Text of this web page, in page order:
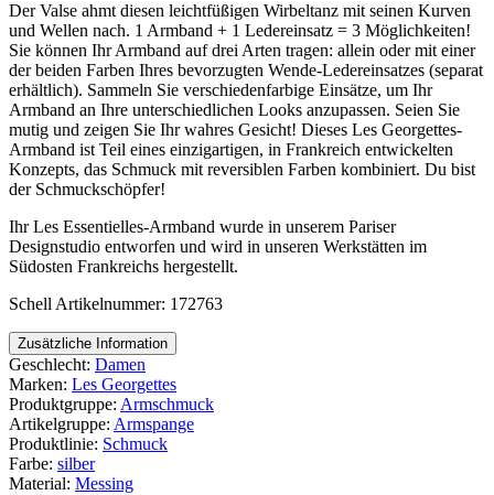
Der Valse ahmt diesen leichtfüßigen Wirbeltanz mit seinen Kurven
und Wellen nach. 1 Armband + 1 Ledereinsatz = 3 Möglichkeiten!
Sie können Ihr Armband auf drei Arten tragen: allein oder mit einer
der beiden Farben Ihres bevorzugten Wende-Ledereinsatzes (separat
erhältlich). Sammeln Sie verschiedenfarbige Einsätze, um Ihr
Armband an Ihre unterschiedlichen Looks anzupassen. Seien Sie
mutig und zeigen Sie Ihr wahres Gesicht! Dieses Les Georgettes-
Armband ist Teil eines einzigartigen, in Frankreich entwickelten
Konzepts, das Schmuck mit reversiblen Farben kombiniert. Du bist
der Schmuckschöpfer!
Ihr Les Essentielles-Armband wurde in unserem Pariser
Designstudio entworfen und wird in unseren Werkstätten im
Südosten Frankreichs hergestellt.
Schell Artikelnummer: 172763
Zusätzliche Information
Geschlecht: Damen
Marken: Les Georgettes
Produktgruppe: Armschmuck
Artikelgruppe: Armspange
Produktlinie: Schmuck
Farbe: silber
Material: Messing